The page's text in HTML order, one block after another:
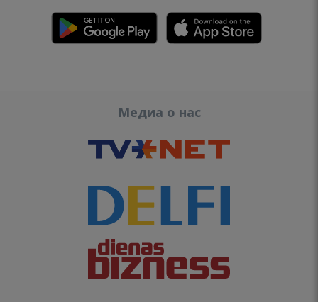
Медиа о нас